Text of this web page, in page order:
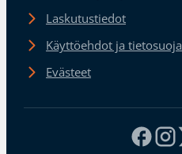
Laskutustiedot
Käyttöehdot ja tietosuoja
Evästeet